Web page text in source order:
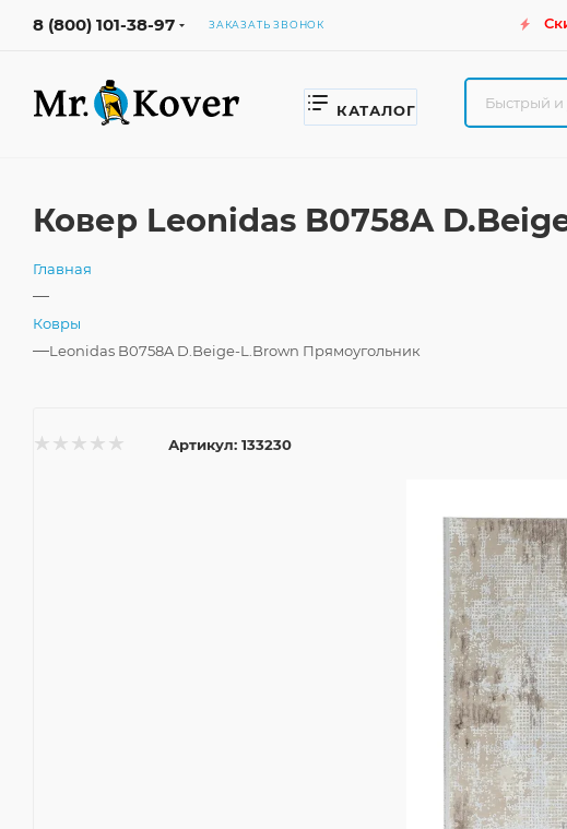
8 (800) 101-38-97 ЗАКАЗАТЬ ЗВОНОК
КАТАЛОГ
Ковер Leonidas B0758A
Главная
—
Ковры
—Leonidas B0758A D.Beige-L.Brown Прямоугольник
Артикул: 133230